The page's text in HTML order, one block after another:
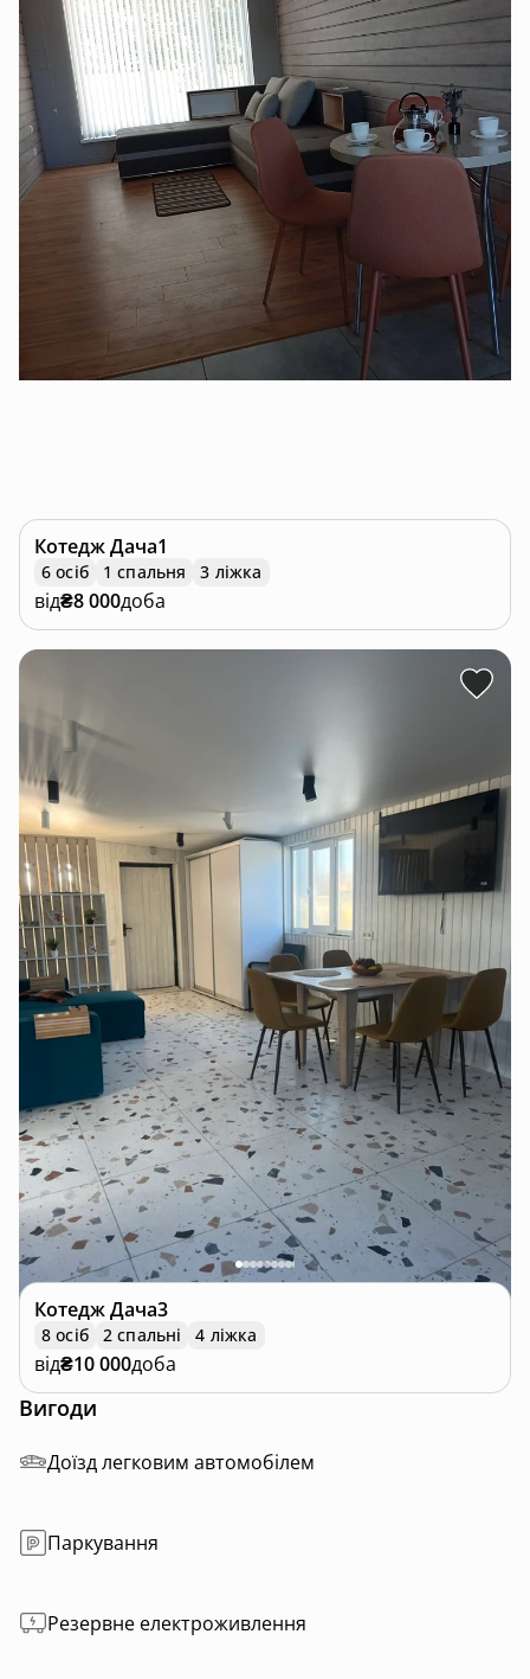
КотеджДача1
6 осіб 1 спальня 3 ліжка
від₴8 000доба
КотеджДача3
8 осіб 2 спальні 4 ліжка
від₴10 000доба
Вигоди
Доїзд легковим автомобілем
Паркування
Резервне електроживлення